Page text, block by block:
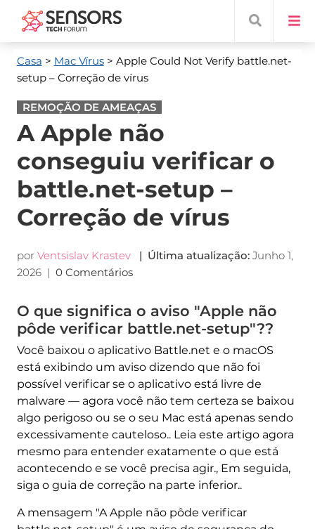
Casa > Mac Vírus > Apple Could Not Verify battle.net-
setup– Correção de vírus
REMOÇÃO DE AMEAÇAS
A Apple não
conseguiu verificar o
battle.net-setup –
Correção de vírus
por Ventsislav Krastev | Última atualização: Junho 1,
2026| 0 Comentários
O que significa o aviso "Apple não
pôde verificar battle.net-setup"??
Você baixou o aplicativo Battle.net e o macOS
está exibindo um aviso dizendo que não foi
possível verificar se o aplicativo está livre de
malware — agora você não tem certeza se baixou
algo perigoso ou se o seu Mac está apenas sendo
excessivamente cauteloso.. Leia este artigo agora
mesmo para entender exatamente o que está
acontecendo e se você precisa agir., Em seguida,
siga o guia de correção na parte inferior..
A mensagem "A Apple não pôde verificar